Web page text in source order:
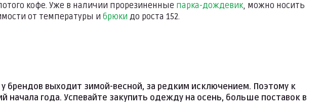
кофе. Уже в наличии прорезиненные парка-дождевик, можно носить
от температуры и брюки до роста 152.
брендов выходит зимой-весной, за редким исключением. Поэтому к
начала года. Успевайте закупить одежду на осень, больше поставок в